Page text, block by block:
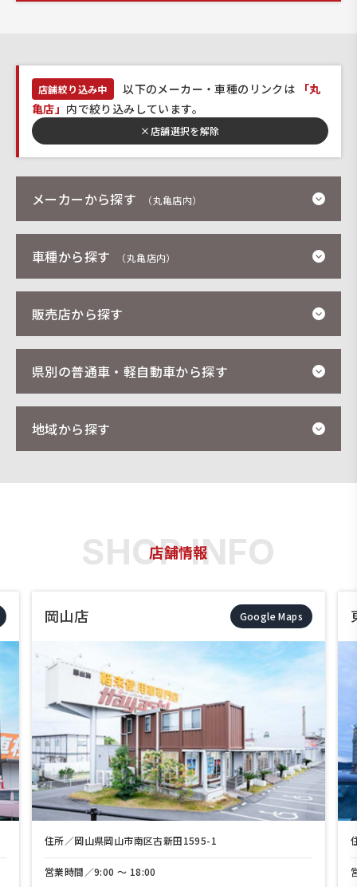
店舗絞り込み中 以下のメーカー・車種のリンクは
「丸
亀店」 内で絞り込みしています。
× 店舗選択を解除
メーカーから探す （丸亀店内）
車種から探す （丸亀店内）
販売店から探す
県別の普通車・軽自動車から探す
地域から探す
店舗情報
岡山店 Google Maps
住所／岡山県岡山市南区古新田1595-1
営業時間／9:00 〜 18:00